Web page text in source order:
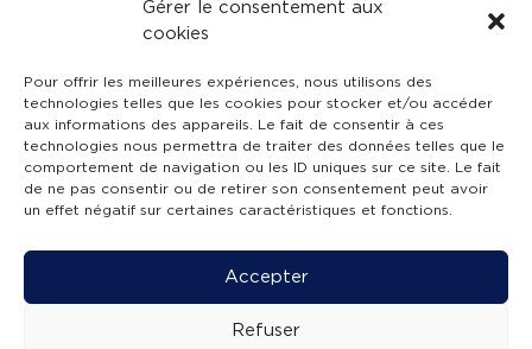
Gérer le consentement aux
cookies
Pour offrir les meilleures expériences, nous utilisons des
technologies telles que les cookies pour stocker et/ou accéder
aux informations des appareils. Le fait de consentir à ces
technologies nous permettra de traiter des données telles que le
comportement de navigation ou les ID uniques sur ce site. Le fait
de ne pas consentir ou de retirer son consentement peut avoir
un effet négatif sur certaines caractéristiques et fonctions.
Accepter
Refuser
TÉLÉCHARGEZ GRATUITEMENT
L’APPLICATION TVBA !
SUIVEZ-NOUS !
Mentions légales -Accessibilité